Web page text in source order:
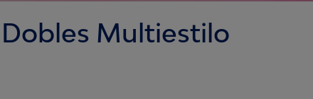
Multiestilo